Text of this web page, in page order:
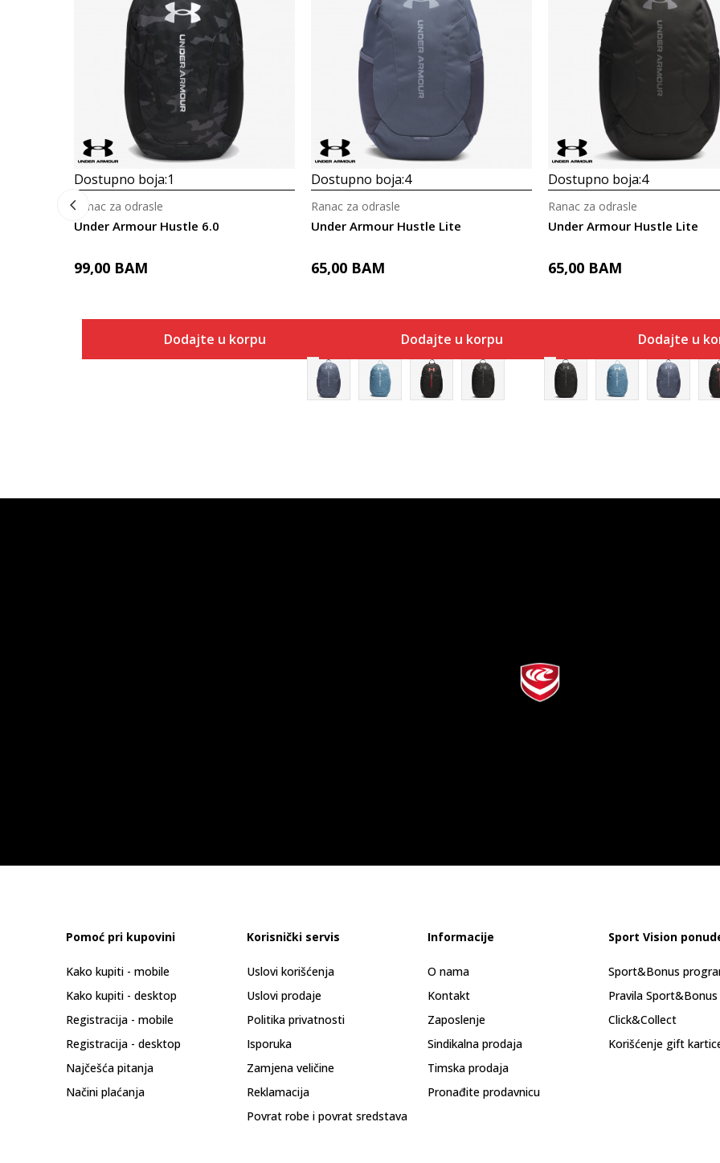
Dostupno boja:1
Under Armour Hustle 6.0
Ranac za odrasle
99,00 BAM
Dodajte u korpu
Dostupno boja:4
Under Armour Hustle Lite
Ranac za odrasle
65,00 BAM
Dodajte u korpu
Dostupno boja:4
Under Armour Hustle Lite
Ranac za odrasle
65,00 BAM
Dodajte u
Pomoć pri kupovini
Kako kupiti - mobile
Kako kupiti - desktop
Registracija - mobile
Registracija - desktop
Najčešća pitanja
Načini plaćanja
Korisnički servis
Uslovi korišćenja
Uslovi prodaje
Politika privatnosti
Isporuka
Zamjena veličine
Reklamacija
Povrat robe i povrat sredstava
Informacije
O nama
Kontakt
Zaposlenje
Sindikalna prodaja
Timska prodaja
Pronađite prodavnicu
Sport Vision
Sport&Bonus
Pravila
Click&Collect
Korišćenje gift